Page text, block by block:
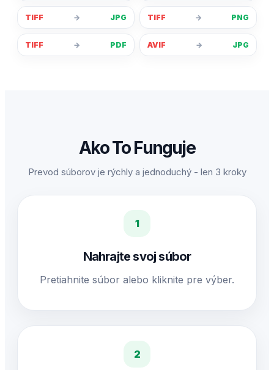
TIFF → JPG TIFF → PNG
TIFF → PDF AVIF → JPG
Ako To Funguje
Prevod súborov je rýchly a jednoduchý - len 3 kroky
1
Nahrajte svoj súbor
Pretiahnite súbor alebo kliknite pre výber.
2